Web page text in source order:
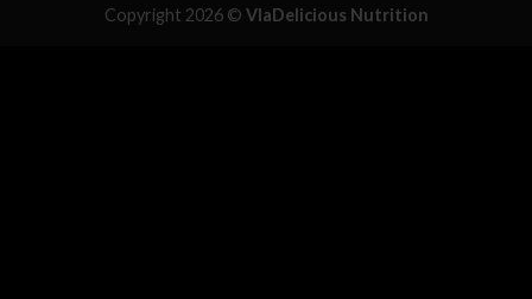
Copyright 2026 © VlaDelicious Nutrition